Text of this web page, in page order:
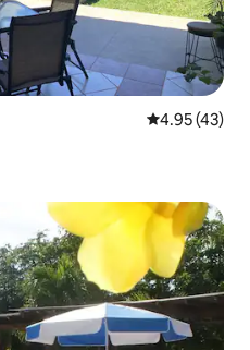
レビュー43
4.95 (43)